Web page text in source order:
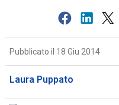
Pubblicato il 18 Giu 2014
Laura Puppato